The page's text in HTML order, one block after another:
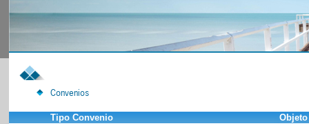
Convenios
Tipo Convenio Objeto